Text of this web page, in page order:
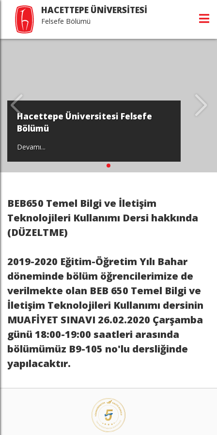
HACETTEPE ÜNİVERSİTESİ
Felsefe Bölümü
Hacettepe Üniversitesi Felsefe
Bölümü
Devamı...
BEB650 Temel Bilgi ve İletişim
Teknolojileri Kullanımı Dersi hakkında
(DÜZELTME)
2019-2020 Eğitim-Öğretim Yılı Bahar
döneminde bölüm öğrencilerimize de
verilmekte olan BEB 650 Temel Bilgi ve
İletişim Teknolojileri Kullanımı dersinin
MUAFİYET SINAVI 26.02.2020 Çarşamba
günü 18:00-19:00 saatleri arasında
bölümümüz B9-105 no'lu dersliğinde
yapılacaktır.